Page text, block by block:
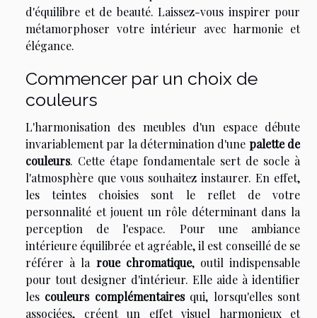
d'équilibre et de beauté. Laissez-vous inspirer pour
métamorphoser votre intérieur avec harmonie et
élégance.
Commencer par un choix de
couleurs
L'harmonisation des meubles d'un espace débute
invariablement par la détermination d'une palette de
couleurs. Cette étape fondamentale sert de socle à
l'atmosphère que vous souhaitez instaurer. En effet,
les teintes choisies sont le reflet de votre
personnalité et jouent un rôle déterminant dans la
perception de l'espace. Pour une ambiance
intérieure équilibrée et agréable, il est conseillé de se
référer à la roue chromatique, outil indispensable
pour tout designer d'intérieur. Elle aide à identifier
les couleurs complémentairesqui, lorsqu'elles sont
associées, créent un effet visuel harmonieux et